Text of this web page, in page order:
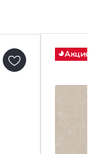
Акция